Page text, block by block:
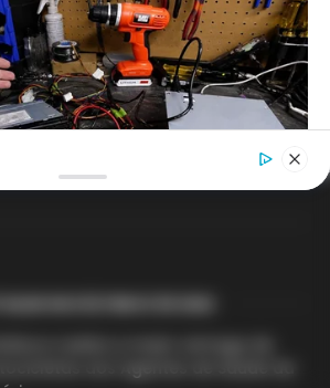
ACE: celetista, estatutário ou
precário — entenda o que muda
bolso e na sua carreira.